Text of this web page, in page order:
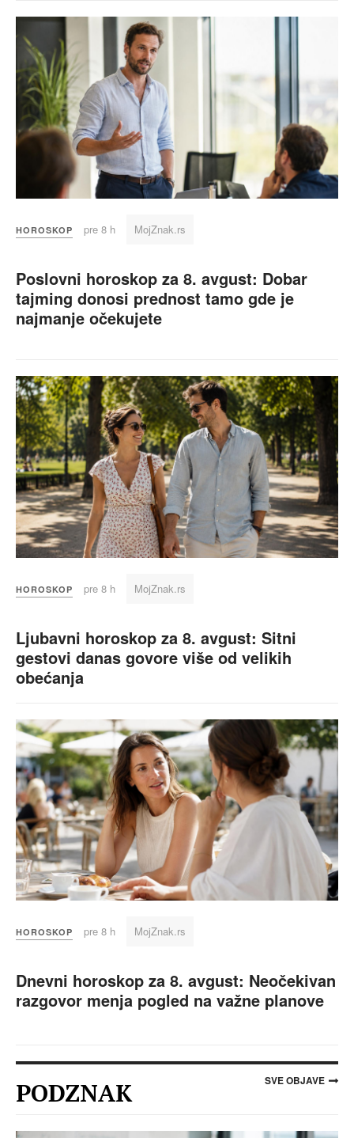
HOROSKOP pre 8 h MojZnak.rs
Poslovni horoskop za 8. avgust: Dobar
tajming donosi prednost tamo gde je
najmanje očekujete
HOROSKOP pre 8 h MojZnak.rs
Ljubavni horoskop za 8. avgust: Sitni
gestovi danas govore više od velikih
obećanja
HOROSKOP pre 8 h MojZnak.rs
Dnevni horoskop za 8. avgust: Neočekivan
razgovor menja pogled na važne planove
PODZNAK SVE OBJAVE